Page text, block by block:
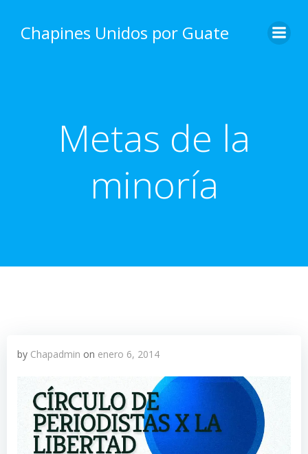
content
Chapines Unidos por Guate
Metas de la
minoría
by Chapadmin on enero 6, 2014